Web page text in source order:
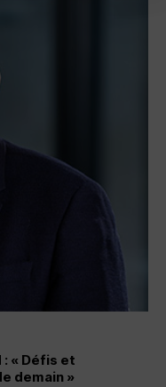
« Défis et
demain »